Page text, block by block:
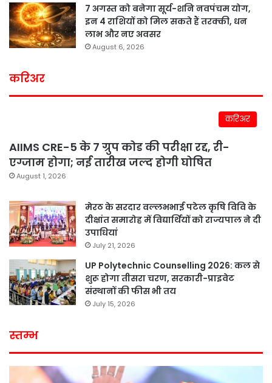
7 अगस्त को बनेगा सूर्य-शनि नवपंचम योग,
इन 4 राशियों को मिल सकते हैं तरक्की, धन
लाभ और नए अवसर
August 6, 2026
करिअर
करिअर
AIIMS CRE-5 के 7 ग्रुप कोड की परीक्षा रद्द, री-
एग्जाम होगा; नई तारीख जल्द होगी घोषित
August 1, 2026
मेरठ के सरदार वल्लभभाई पटेल कृषि विवि के
दीक्षांत समारोह में विद्यार्थियों को राज्यपाल ने दी
उपाधियां
July 21, 2026
UP Polytechnic Counselling 2026: कल से
शुरू होगा तीसरा चरण, सरकारी-प्राइवेट
संस्थानों की फीस भी तय
July 15, 2026
स्तम्भ